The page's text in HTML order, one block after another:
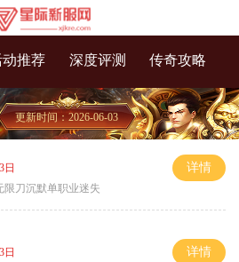
动推荐 深度评测 传奇攻略
更新时间：2026-06-03
日
限刀沉默单职业迷失
详情
日
详情